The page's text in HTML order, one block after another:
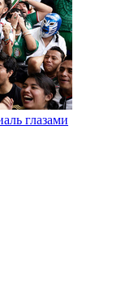
глазами